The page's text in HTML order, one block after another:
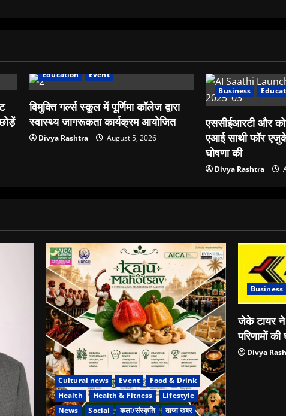
Education Event
विमुक्ति गर्ल्स स्कूल में पूर्णिमा कॉलेज द्वारा
स्वास्थ्य जागरूकता कार्यक्रम आयोजित
Divya Rashtra August 5, 2026
Business
एससीईआरटी और
एआई साथी फॉर
घोषणा की
Divya Rashtra
Cultural news Event
Food & Drink
Health
Health & Fitness
Lifestyle
News
Social कला/संस्कृति ताजा खबर
Business
जेके टायर ने
परिणामों
Divya